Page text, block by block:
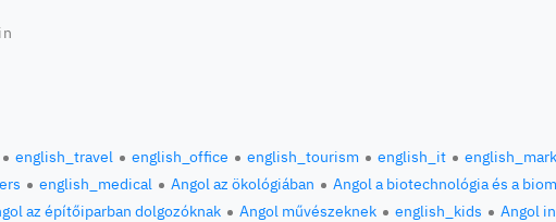
english_travel english_office english_tourism english_it
english_medical Angol az ökológiában
Angol a biotechnológia és a
az építőiparban dolgozóknak Angol művészeknek english_kids Angol